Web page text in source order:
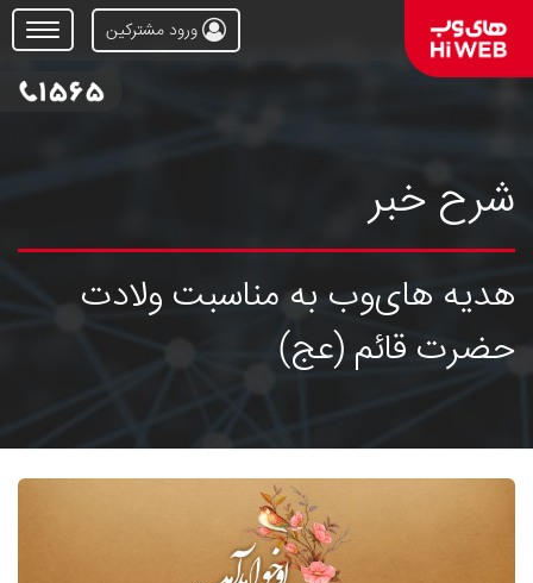
Open
Menu
ورود مشترکین
شرح خبر
هدیه های‌وب به مناسبت ولادت
حضرت قائم (عج)